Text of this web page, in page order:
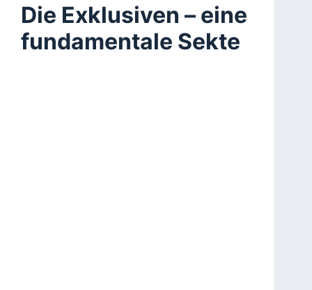
Die Exklusiven – eine
fundamentale Sekte